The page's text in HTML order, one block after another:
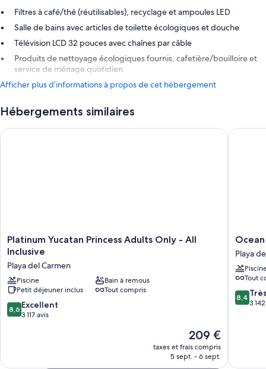
Filtres à café/thé (réutilisables), recyclage et ampoules LED
Salle de bains avec articles de toilette écologiques et douche
Télévision LCD 32 pouces avec chaînes par câble
Produits de nettoyage écologiques fournis, cafetière/bouilloire et
service de ménage quotidien
Afficher plus d’informations à propos de cet hébergement
Hébergements similaires
Platinum
Yucatan
Adults
Only
-
All
Inclusive
Platinum Yucatan Princess Adults Only - All
Inclusive
Playa del Carmen
Piscine
Bain à remous
Petit déjeuner inclus
Tout compris
8.6
sur
8,6 Excellent
3 117 avis
Le
nouveau
prix
209 €
taxes et frais compris
5 sept. - 6 sept.
Platinum Yucatan Princess Adults Only - All Inclusive
Ocean
Riviera
Paradise
All
Inclusive
Playa
del
Playa
Tout
8.4
sur
8,4
3
Ocean